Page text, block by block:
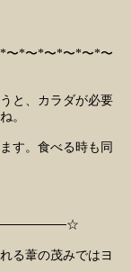
〜*〜*〜*〜*〜*〜
と、カラダが必要
。
す。食べる時も同
る葦の茂みではヨ